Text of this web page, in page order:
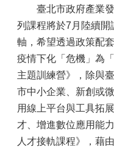
臺北市政府產業發
列課程將於7月陸續開
軸，希望透過政策配
疫情下化「危機」為
主題訓練營》，除與
市中小企業、新創或
用線上平台與工具拓
才、增進數位應用能
人才接軌課程》，藉